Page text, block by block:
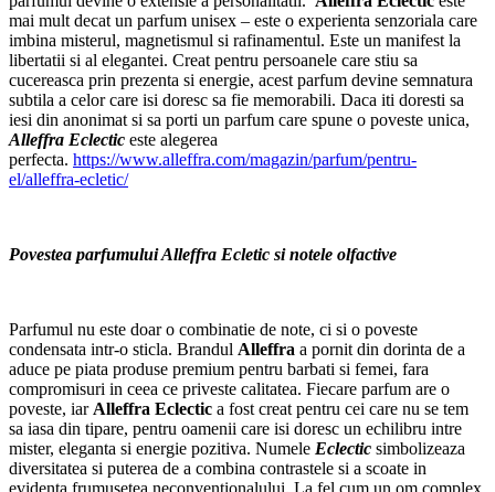
mai mult decat un parfum unisex – este o experienta senzoriala care
imbina misterul, magnetismul si rafinamentul. Este un manifest la
libertatii si al elegantei. Creat pentru persoanele care stiu sa
cucereasca prin prezenta si energie, acest parfum devine semnatura
subtila a celor care isi doresc sa fie memorabili. Daca iti doresti sa
iesi din anonimat si sa porti un parfum care spune o poveste unica,
Alleffra Eclectic este alegerea
perfecta. https://www.alleffra.com/magazin/parfum/pentru-
el/alleffra-ecletic/
Povestea parfumului Alleffra Ecletic si notele olfactive
Parfumul nu este doar o combinatie de note, ci si o poveste
condensata intr-o sticla. Brandul Alleffra a pornit din dorinta de a
aduce pe piata produse premium pentru barbati si femei, fara
compromisuri in ceea ce priveste calitatea. Fiecare parfum are o
poveste, iarAlleffra Eclectic a fost creat pentru cei care nu se tem
sa iasa din tipare, pentru oamenii care isi doresc un echilibru intre
mister, eleganta si energie pozitiva. Numele Eclectic simbolizeaza
diversitatea si puterea de a combina contrastele si a scoate in